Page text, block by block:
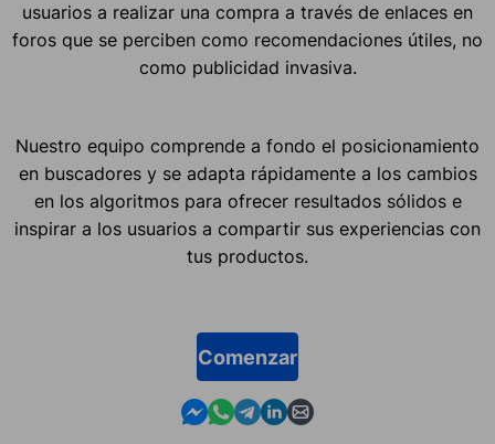
usuarios a realizar una compra a través de enlaces en
foros que se perciben como recomendaciones útiles, no
como publicidad invasiva.
Nuestro equipo comprende a fondo el posicionamiento
en buscadores y se adapta rápidamente a los cambios
en los algoritmos para ofrecer resultados sólidos e
inspirar a los usuarios a compartir sus experiencias con
tus productos.
Comenzar
Contact us in Messenger
Contact us in WhatsApp
Contact us in Telegram
Contact us in Linkedin
Contact us by email